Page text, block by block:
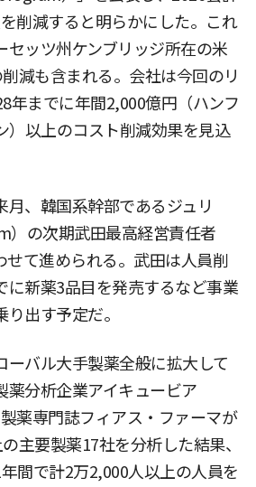
削減すると明らかにした。これ
セッツ州ケンブリッジ所在の米
減も含まれる。会社は今回のリ
年までに年間2,000億円（ハンフ
）以上のコスト削減効果を見込
月、韓国系幹部であるジュリ
）の次期武田最高経営責任者
せて進められる。武田は人員削
に新薬3品目を発売するなど事業
出す予定だ。
ーバル大手製薬全般に拡大して
薬分析企業アイキュービア
製薬専門誌フィアス・ファーマが
主要製薬17社を分析した結果、
間で計2万2,000人以上の人員を